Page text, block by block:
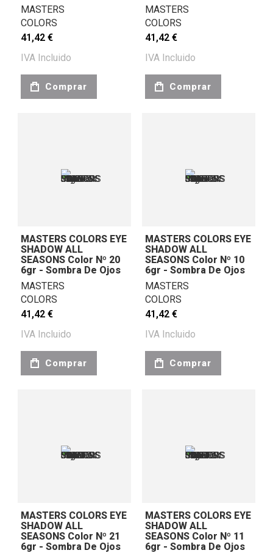
MASTERS
COLORS
41,42 €
IVA Incluido
Comprar
MASTERS
COLORS
41,42 €
IVA Incluido
Comprar
MASTERS COLORS EYE
SHADOW ALL
SEASONS Color Nº 20
6gr - Sombra De Ojos
MASTERS
COLORS
41,42 €
IVA Incluido
Comprar
MASTERS COLORS EYE
SHADOW ALL
SEASONS Color Nº 10
6gr - Sombra De Ojos
MASTERS
COLORS
41,42 €
IVA Incluido
Comprar
MASTERS COLORS EYE
SHADOW ALL
SEASONS Color Nº 21
6gr - Sombra De Ojos
MASTERS COLORS EYE
SHADOW ALL
SEASONS Color Nº 11
6gr - Sombra De Ojos